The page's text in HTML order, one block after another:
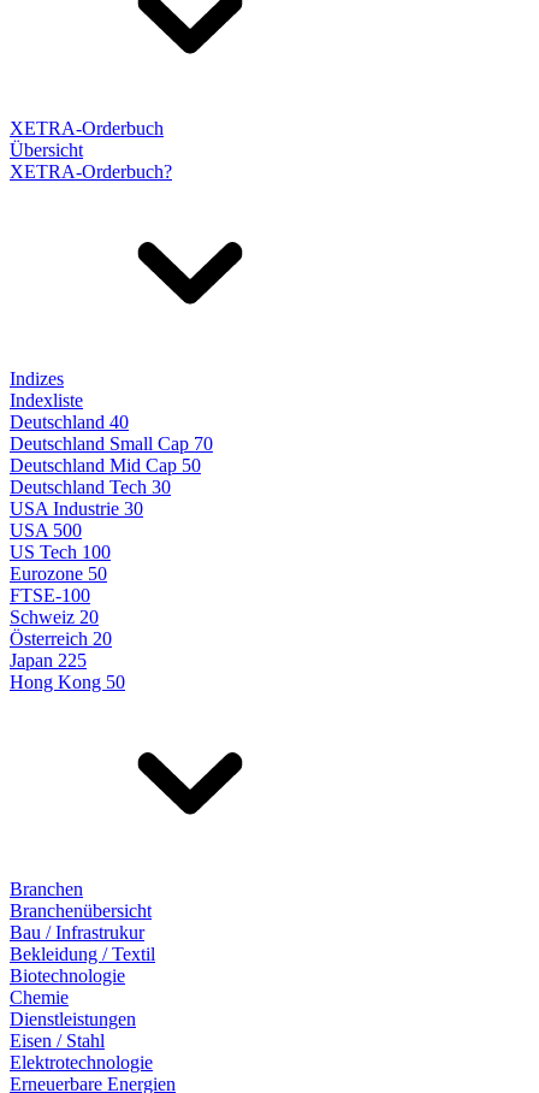
XETRA-Orderbuch
Übersicht
XETRA-Orderbuch?
Indizes
Indexliste
Deutschland 40
Deutschland Small Cap 70
Deutschland Mid Cap 50
Deutschland Tech 30
USA Industrie 30
USA 500
US Tech 100
Eurozone 50
FTSE-100
Schweiz 20
Österreich 20
Japan 225
Hong Kong 50
Branchen
Branchenübersicht
Bau / Infrastrukur
Bekleidung / Textil
Biotechnologie
Chemie
Dienstleistungen
Eisen / Stahl
Elektrotechnologie
Erneuerbare Energien